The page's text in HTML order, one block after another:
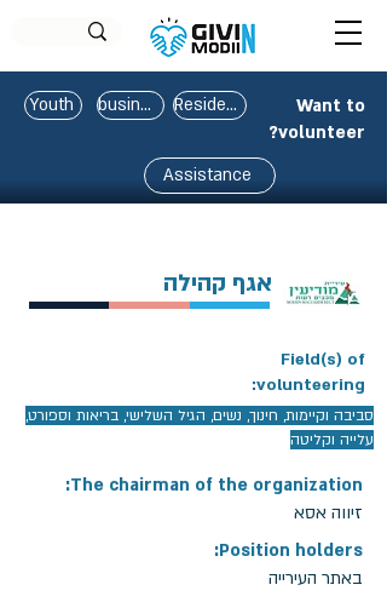
Youth business Residents
Want to
volunteer?
Assistance
אגף קהילה
Field(s) of
volunteering:
סביבה וקיימות, חינוך, נשים, הגיל השלישי, בריאות וספורט,
עלייה וקליטה
The chairman of the organization:
זיווה אסא
Position holders:
באתר העירייה